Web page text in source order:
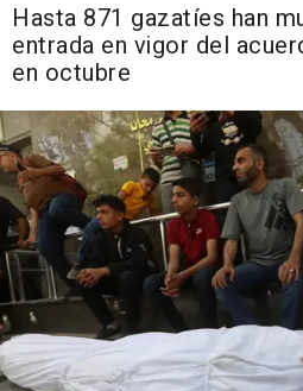
Hasta 871 gazatíes han
entrada en vigor del
en octubre